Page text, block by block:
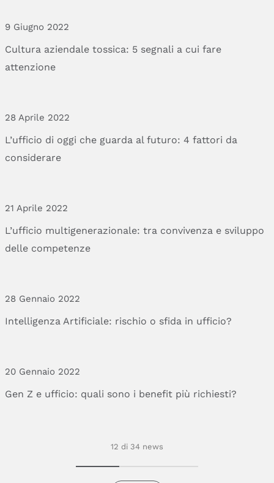
9 Giugno 2022
Cultura aziendale tossica: 5 segnali a cui fare
attenzione
28 Aprile 2022
L’ufficio di oggi che guarda al futuro: 4 fattori da
considerare
21 Aprile 2022
L’ufficio multigenerazionale: tra convivenza e sviluppo
delle competenze
28 Gennaio 2022
IntelligenzaArtificiale: rischio o sfida in ufficio?
20 Gennaio 2022
Gen Z e ufficio: quali sono i benefit più richiesti?
12 di 34 news